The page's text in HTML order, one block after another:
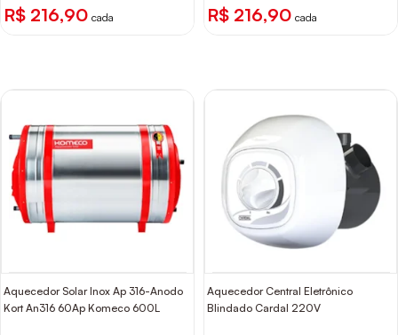
R$ 216,90 cada R$ 216,90 cada
Aquecedor Solar Inox Ap 316-Anodo
Kort An316 60Ap Komeco 600L
Aquecedor Central Eletrônico
Blindado Cardal 220V